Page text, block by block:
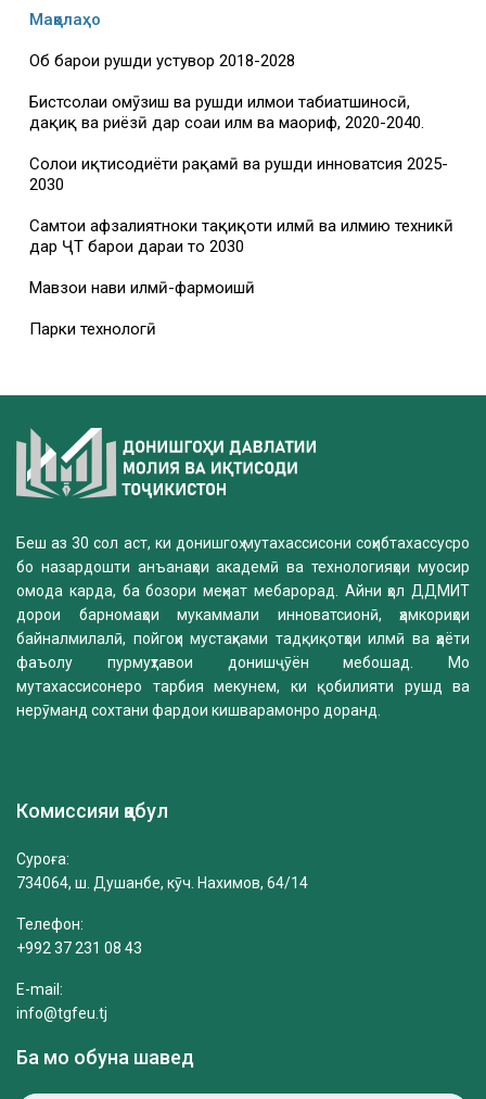
Мақолаҳо
Об барои рушди устувор 2018-2028
Бистсолаи омӯзиш ва рушди илмҳои табиатшиносӣ,
дақиқ ва риёзӣ дар соҳаи илм ва маориф, 2020-2040.
Солҳои иқтисодиёти рақамӣ ва рушди инноватсия 2025-
2030
Самтҳои афзалиятноки таҳқиқоти илмӣ ва илмию техникӣ
дар ҶТ барои дараи то 2030
Мавзҳои нави илмӣ-фармоишӣ
Парки технологӣ
Беш аз 30 сол аст, ки донишгоҳ мутахассисони соҳибтахассусро
бо назардошти анъанаҳои академӣ ва технологияҳои муосир
омода карда, ба бозори меҳнат мебарорад. Айни ҳол ДДМИТ
дорои барномаҳои мукаммали инноватсионӣ, ҳамкориҳои
байналмилалӣ, пойгоҳи мустаҳками тадқиқотҳои илмӣ ва ҳаёти
фаъолу пурмуҳтавои донишҷӯён мебошад. Мо
мутахассисонеро тарбия мекунем, ки қобилияти рушд ва
нерӯманд сохтани фардои кишварамонро доранд.
Комиссияи қабул
Суроға:
734064, ш. Душанбе, кӯч. Нахимов, 64/14
Телефон:
+992 37 231 08 43
E-mail:
info@tgfeu.tj
Ба мо обуна шавед